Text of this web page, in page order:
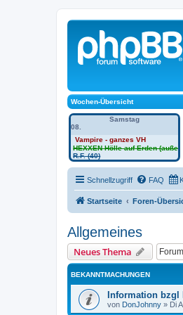
Wochen-Übersicht
Samstag
08.
Vampire - ganzes VH
HEXXEN Hölle auf Erden
R.F. (40)
Schnellzugriff FAQ
Startseite Foren-
Allgemeines
Neues Thema
BEKANNTMACHUNGEN
Information
von DonJohnny » Di